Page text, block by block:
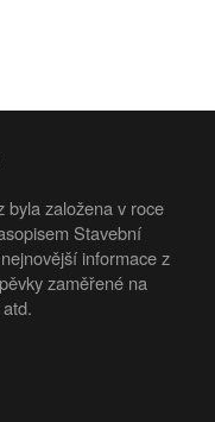
byla založena v roce
Stavební
informace z
zaměřené na